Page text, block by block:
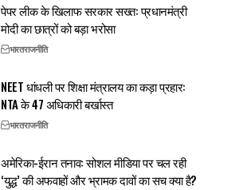
पेपर लीक के खिलाफ सरकार सख्त: प्रधानमंत्री
मोदी का छात्रों को बड़ा भरोसा
भारतराजनीति
NEET धांधली पर शिक्षा मंत्रालय का कड़ा प्रहार:
NTA के 47 अधिकारी बर्खास्त
भारतराजनीति
अमेरिका-ईरान तनाव: सोशल मीडिया पर चल रही
‘युद्ध’ की अफवाहों और भ्रामक दावों का सच क्या है?